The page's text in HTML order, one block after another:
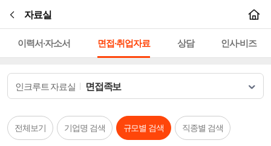
자료실
이력서·자소서 면접·취업자료 상담 인사·비즈
인크루트 자료실 면접족보
전체보기 기업명 검색 규모별 검색 직종별 검색